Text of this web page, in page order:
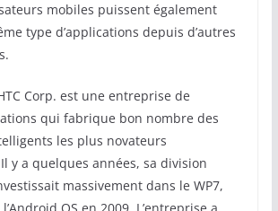
mobiles puissent également
type d’applications depuis d’autres
Corp. est une entreprise de
qui fabrique bon nombre des
les plus novateurs
Il y a quelques années, sa division
massivement dans le WP7,